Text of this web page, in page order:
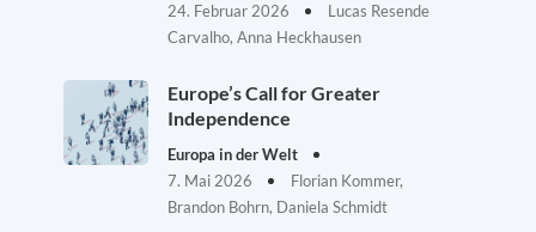
24. Februar 2026
Lucas Resende
Carvalho, Anna Heckhausen
Europe’s Call for Greater
Independence
Europa in der Welt
7. Mai 2026
Florian Kommer,
Brandon Bohrn, Daniela Schmidt